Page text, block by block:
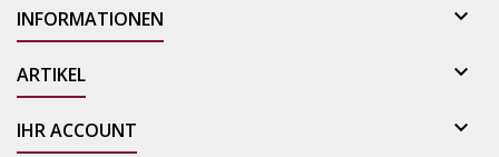
INFORMATIONEN 
ARTIKEL 
IHR ACCOUNT 